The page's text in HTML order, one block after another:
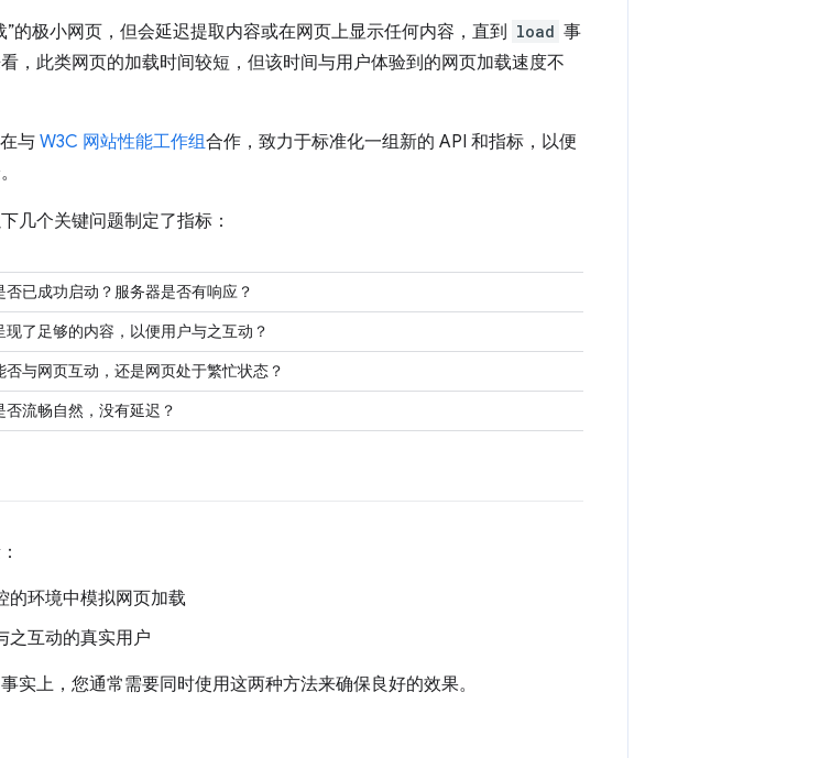
的极小网页，但会延迟提取内容或在网页上显示任何内容，直到 load 事
，此类网页的加载时间较短，但该时间与用户体验到的网页加载速度不
与 W3C 网站性能工作组合作，致力于标准化一组新的 API 和指标，以便
几个关键问题制定了指标：
否已成功启动？服务器是否有响应？
现了足够的内容，以便用户与之互动？
否与网页互动，还是网页处于繁忙状态？
否流畅自然，没有延迟？
的环境中模拟网页加载
之互动的真实用户
实上，您通常需要同时使用这两种方法来确保良好的效果。